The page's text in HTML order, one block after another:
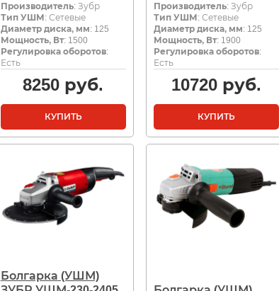
Производитель: Зубр
Тип УШМ : Сетевые
Диаметр диска, мм: 125
Мощность, Вт: 1500
Регулировка оборотов:
Есть
8250 руб.
КУПИТЬ
Производитель: Зубр
Тип УШМ : Сетевые
Диаметр диска, мм: 125
Мощность, Вт: 1900
Регулировка оборотов:
Есть
10720 руб.
КУПИТЬ
Болгарка (УШМ)